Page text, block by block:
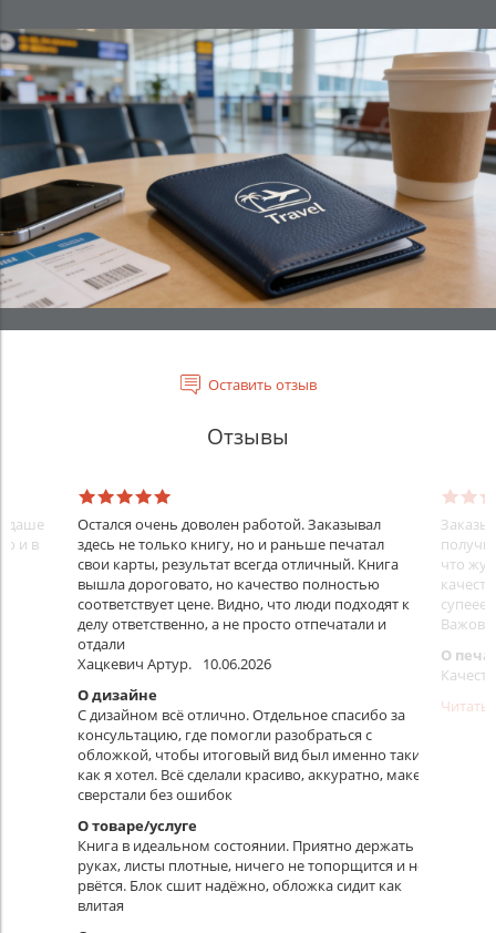
Оставить отзыв
Отзывы
и в
Остался очень доволен работой. Заказывал
здесь не только книгу, но и раньше печатал
свои карты, результат всегда отличный. Книга
вышла дороговато, но качество полностью
соответствует цене. Видно, что люди подходят к
делу ответственно, а не просто отпечатали и
отдали
Хацкевич Артур.
10.06.2026
О дизайне
С дизайном всё отлично. Отдельное спасибо за
консультацию, где помогли разобраться с
обложкой, чтобы итоговый вид был именно таким,
как я хотел. Всё сделали красиво, аккуратно, макет
сверстали без ошибок
О товаре/услуге
Книга в идеальном состоянии. Приятно держать в
руках, листы плотные, ничего не топорщится и не
рвётся. Блок сшит надёжно, обложка сидит как
влитая
что
Важова
О
Читать